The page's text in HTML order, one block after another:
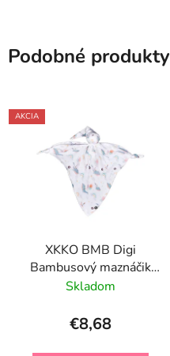
Podobné produkty
AKCIA
XKKO BMB Digi
Bambusový maznáčik
Sky Whale
Skladom
€8,68